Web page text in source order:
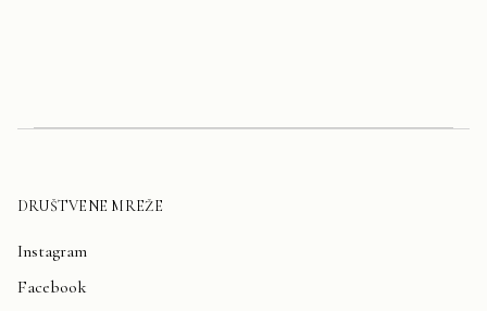
DRUŠTVENE MREŽE
Instagram
Facebook